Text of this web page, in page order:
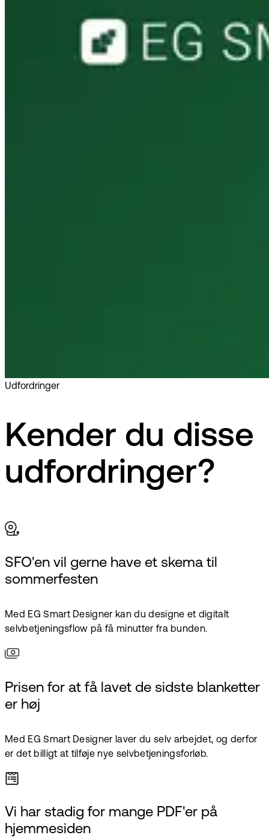
Udfordringer
Kender du disse
udfordringer?
SFO'en vil gerne have et skema til
sommerfesten
Med EG Smart Designer kan du designe et digitalt
selvbetjeningsflow på få minutter fra bunden.
Prisen for at få lavet de sidste blanketter
er høj
Med EG Smart Designer laver du selv arbejdet, og derfor
er det billigt at tilføje nye selvbetjeningsforløb.
Vi har stadig for mange PDF'er på
hjemmesiden